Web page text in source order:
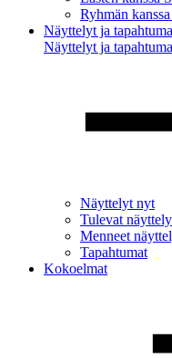
Ryhmän
Näyttelyt ja
Näyttelyt ja
Näyttelyt nyt
Tulevat
Menneet
Tapahtumat
Kokoelmat